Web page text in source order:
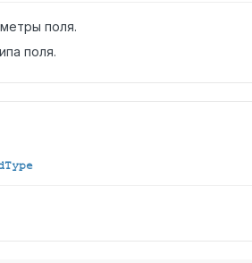
поля.
поля.